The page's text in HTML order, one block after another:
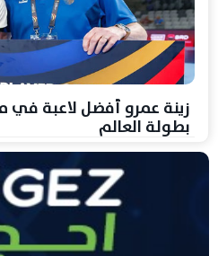
زينة عمرو أفضل لاعبة في
بطولة العالم